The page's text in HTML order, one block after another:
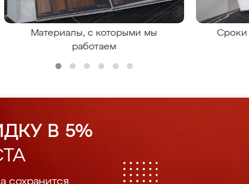
Материалы, с которыми мы
работаем
Сроки
В 5%
сохранится.